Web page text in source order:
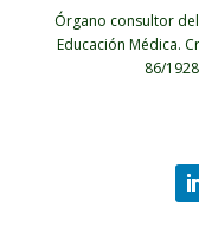
Órgano consultor
Educación Médica.
86/